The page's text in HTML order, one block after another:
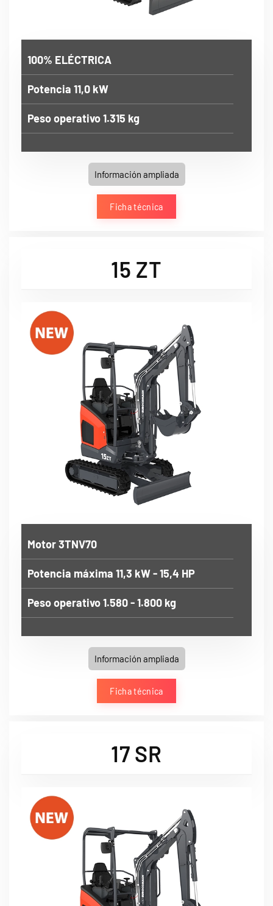
100% ELÉCTRICA
Potencia 11,0 kW
Peso operativo 1.315 kg
Información ampliada
Ficha técnica
15 ZT
Motor 3TNV70
Potencia máxima 11,3 kW - 15,4 HP
Peso operativo 1.580 - 1.800 kg
Información ampliada
Ficha técnica
17 SR